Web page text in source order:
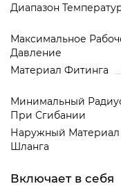
Диапазон
Максимальное
Давление
Материал Фитинга
Минимальный
При Сгибании
Наружный Материал
Шланга
Включает в себя